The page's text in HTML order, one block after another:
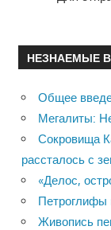
НЕЗНАЕМЫЕ
Общее
Мегалиты:
Сокровища
рассталось с
«Делос,
Петроглифы
Живопись